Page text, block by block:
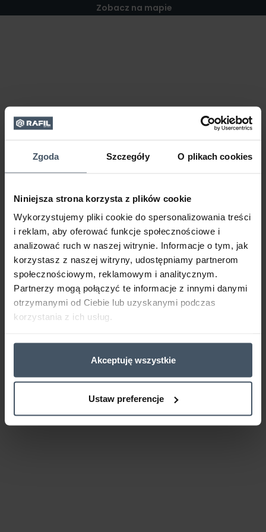
Zgoda Szczegóły O plikach cookies
Niniejsza strona korzysta z plików cookie
Wykorzystujemy pliki cookie do spersonalizowania treści
i reklam, aby oferować funkcje społecznościowe i
analizować ruch w naszej witrynie. Informacje o tym, jak
korzystasz z naszej witryny, udostępniamy partnerom
społecznościowym, reklamowym i analitycznym.
Partnerzy mogą połączyć te informacje z innymi danymi
otrzymanymi od Ciebie lub uzyskanymi podczas
korzystania z ich usług.
Akceptuję wszystkie
Ustaw preferencje
Zobacz na mapie